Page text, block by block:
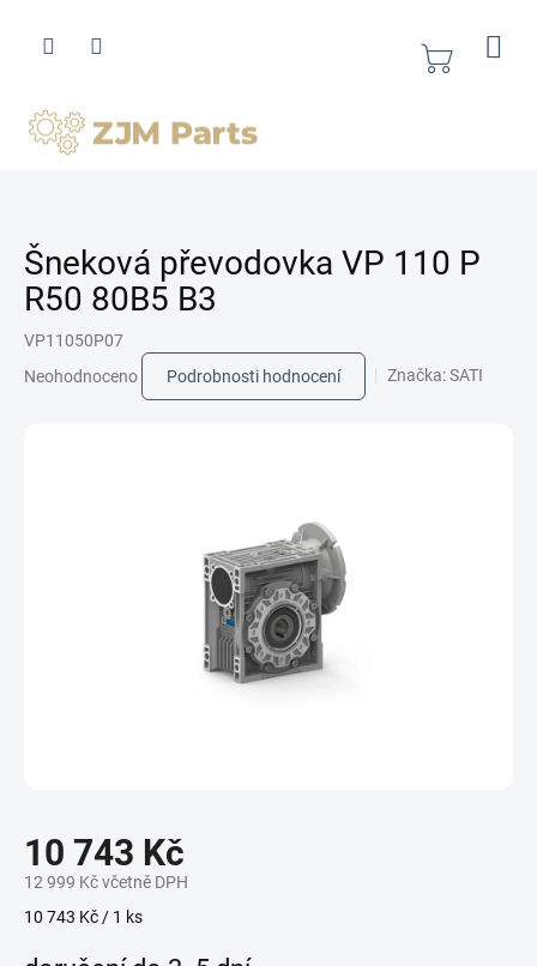
obsah
Nákupní
Šneková převodovka VP 110 P
R50 80B5 B3
VP11050P07
hodnocení
Neohodnoceno Podrobnosti hodnocení Značka:SATI
10 743 Kč
12 999 Kč včetně DPH
Měrná
10 743 Kč / 1 ks